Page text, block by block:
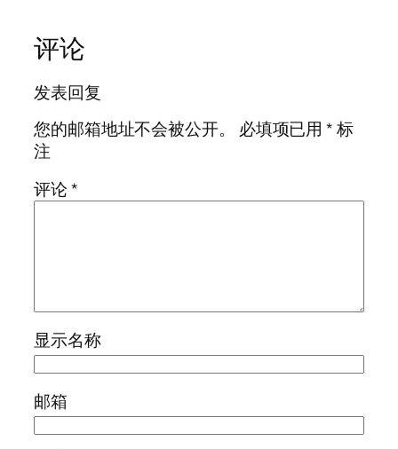
评论
发表回复
您的邮箱地址不会被公开。
必填项已用*标
注
评论*
显示名称
邮箱